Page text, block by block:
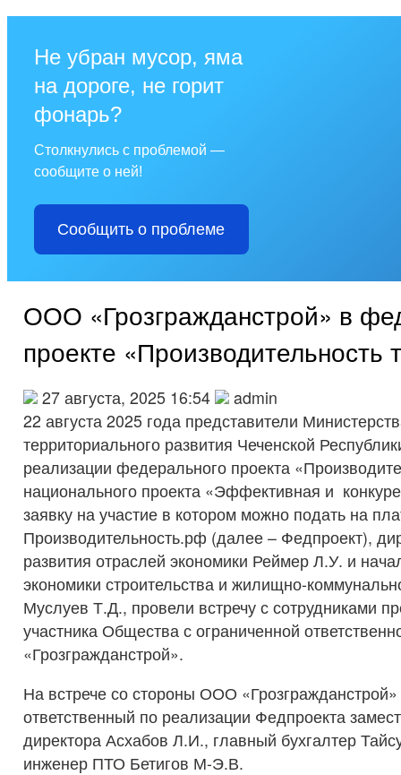
Не убран мусор, яма
на дороге, не горит
фонарь?
Столкнулись с проблемой —
сообщите о ней!
Сообщить о проблеме
ООО «Грозгражданстрой» в
проекте «Производительность
27 августа, 2025 16:54
admin
22 августа 2025 года представители
территориального развития Чеченской
реализации федерального проекта
национального проекта «Эффективная и
заявку на участие в котором можно подать на
Производительность.рф (далее – Федпроект),
развития отраслей экономики Реймер Л.У. и
экономики строительства и жилищно-
Муслуев Т.Д., провели встречу с сотрудниками
участника Общества с ограниченной
«Грозгражданстрой».
На встрече со стороны ООО «Грозгражданстрой»
ответственный по реализации Федпроекта
директора Асхабов Л.И., главный бухгалтер
инженер ПТО Бетигов М-Э.В.